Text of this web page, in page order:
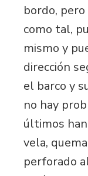
bordo,
como tal,
mismo y
dirección
el barco y
no hay
últimos
vela,
perforado